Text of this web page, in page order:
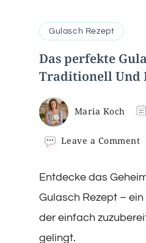
Gulasch Rezept
Das perfekte
Traditionell Und
Maria Koch
Leave a Commenton
–
Entdecke das
Gulasch Rezept –
der einfach
gelingt.